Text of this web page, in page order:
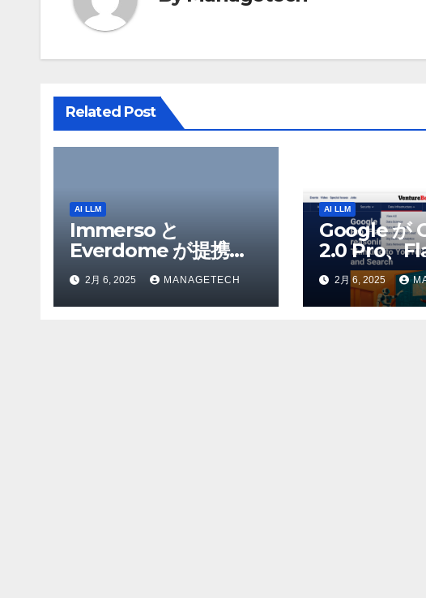
ー
シ
ョ
ン
Related Post
AI LLM
Immerso と
Everdome が提携
し、AI を活用した体
験を通じてメタバース
のイノベーションを推
2月 6, 2025 MANAGETECH
AI LLM
Google が
2.0 Pro、
を発表、推
Flash
YouTube、
2月 6, 2025